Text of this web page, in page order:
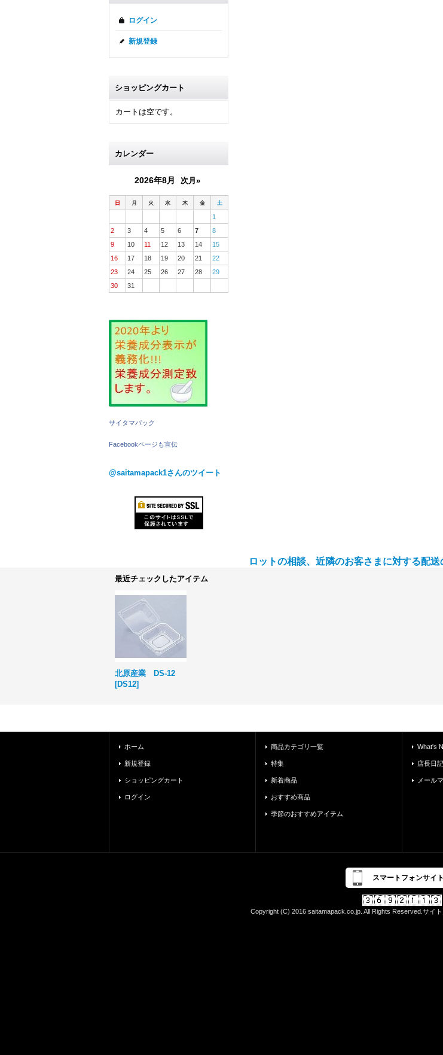
ログイン
新規登録
ショッピングカート
カートは空です。
カレンダー
2026年8月 次月»
日 月 火 水 木 金 土
1
2
3 4 5 6 7
8
9
10 11 12 13 14
15
16
17 18 19 20 21
22
23
24 25 26 27 28
29
30
31
サイタマパック
Facebookページも宣伝
@saitamapack1さんのツイート
ロットの相談、近隣のお客さまに対する配
最近チェックしたアイテム
北原産業 DS-12
[DS12]
ホーム
新規登録
ショッピングカート
ログイン
商品カテゴリ一覧
特集
新着商品
おすすめ商品
季節のおすすめアイテム
What's
店長日記
メール
スマートフォンサイト
Copyright (C) 2016 saitamapack.co.jp. All Rights Reserved.サイ